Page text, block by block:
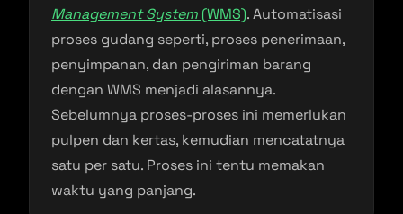
Management System (WMS). Automatisasi
proses gudang seperti, proses penerimaan,
penyimpanan, dan pengiriman barang
dengan WMS menjadi alasannya.
Sebelumnya proses-proses ini memerlukan
pulpen dan kertas, kemudian mencatatnya
satu per satu. Proses ini tentu memakan
waktu yang panjang.